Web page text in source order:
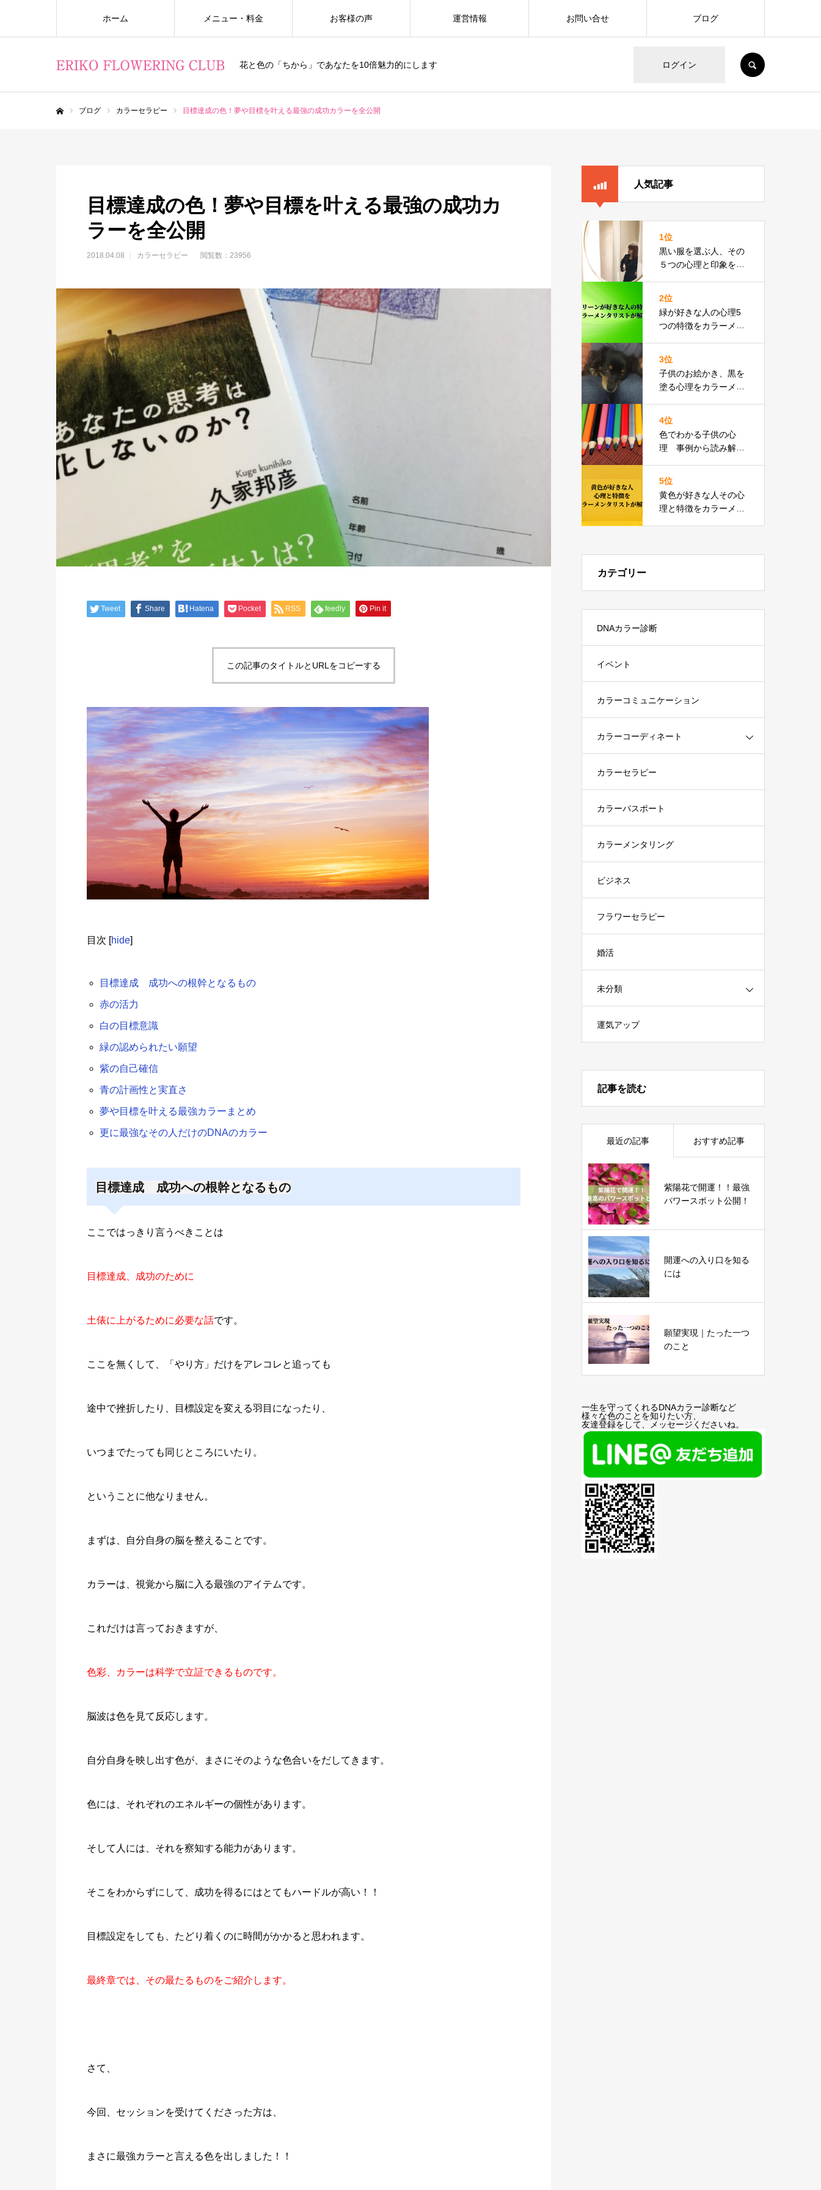
花と色の「ちから」であなたを10倍魅力的にします ログイン
ホーム メニュー・料金 お客様の声 運営情報 お問い合せ ブログ
ブログ カラーセラピー 目標達成の色！夢や目標を叶える最強の成功カラーを全公開
目標達成の色！夢や目標を叶える最強の成功カ
ラーを全公開
2018.04.08 カラーセラピー 閲覧数：23956
Tweet Share Hatena Pocket RSS feedly Pin it
この記事のタイトルとURLをコピーする
目次 [hide]
目標達成 成功への根幹となるもの
赤の活力
白の目標意識
緑の認められたい願望
紫の自己確信
青の計画性と実直さ
夢や目標を叶える最強カラーまとめ
更に最強なその人だけのDNAのカラー
目標達成 成功への根幹となるもの
ここではっきり言うべきことは
目標達成、成功のために
土俵に上がるために必要な話です。
ここを無くして、「やり方」だけをアレコレと追っても
途中で挫折したり、目標設定を変える羽目になったり、
いつまでたっても同じところにいたり。
ということに他なりません。
まずは、自分自身の脳を整えることです。
カラーは、視覚から脳に入る最強のアイテムです。
これだけは言っておきますが、
色彩、カラーは科学で立証できるものです。
脳波は色を見て反応します。
自分自身を映し出す色が、まさにそのような色合いをだしてきます。
色には、それぞれのエネルギーの個性があります。
そして人には、それを察知する能力があります。
そこをわからずにして、成功を得るにはとてもハードルが高い！！
目標設定をしても、たどり着くのに時間がかかると思われます。
最終章では、その最たるものをご紹介します。
さて、
今回、セッションを受けてくださった方は、
まさに最強カラーと言える色を出しました！！
人気記事
1位
黒い服を選ぶ人、その
５つの心理と印象をカ
2位
緑が好きな人の心理5
つの特徴をカラーメン
3位
子供のお絵かき、黒を
塗る心理をカラーメン
4位
色でわかる子供の心
理 事例から読み解く
5位
黄色が好きな人その心
理と特徴をカラーメン
カテゴリー
DNAカラー診断
イベント
カラーコミュニケーション
カラーコーディネート
カラーセラピー
カラーパスポート
カラーメンタリング
ビジネス
フラワーセラピー
婚活
未分類
運気アップ
記事を読む
最近の記事 おすすめ記事
紫陽花で開運！！最強
パワースポット公開！
開運への入り口を知る
には
願望実現｜たった一つ
のこと
一生を守ってくれるDNAカラー診断など
様々な色のことを知りたい方、
友達登録をして、メッセージくださいね。